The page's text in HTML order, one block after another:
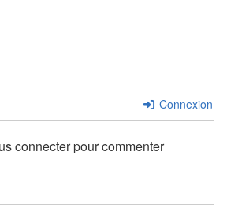
Connexion
connecter pour commenter